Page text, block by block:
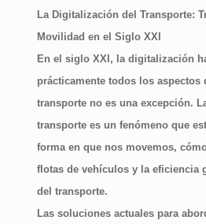
La Digitalización del Transporte:
Movilidad en el Siglo XXI
En el siglo XXI, la digitalización
prácticamente todos los aspectos
transporte no es una excepción.
transporte es un fenómeno que
forma en que nos movemos,
flotas de vehículos y la eficiencia
del transporte.
Las soluciones actuales para